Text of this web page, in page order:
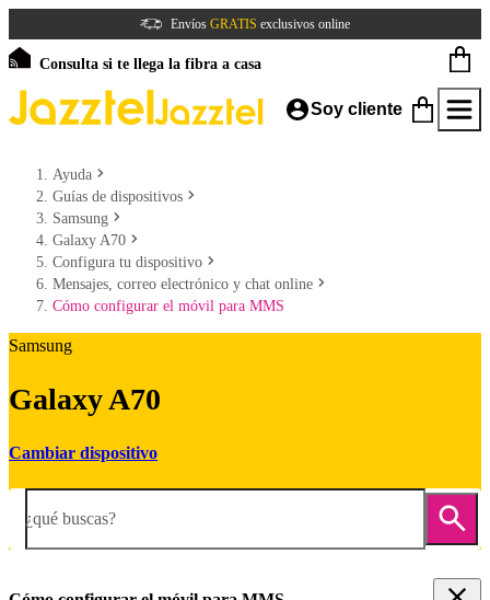
Envíos GRATIS exclusivos online
Consulta si te llega la fibra a casa
Soy cliente
Ayuda
Guías de dispositivos
Samsung
Galaxy A70
Configura tu dispositivo
Mensajes, correo electrónico y chat online
Cómo configurar el móvil para MMS
Samsung
Galaxy A70
Cambiar dispositivo
¿qué buscas?